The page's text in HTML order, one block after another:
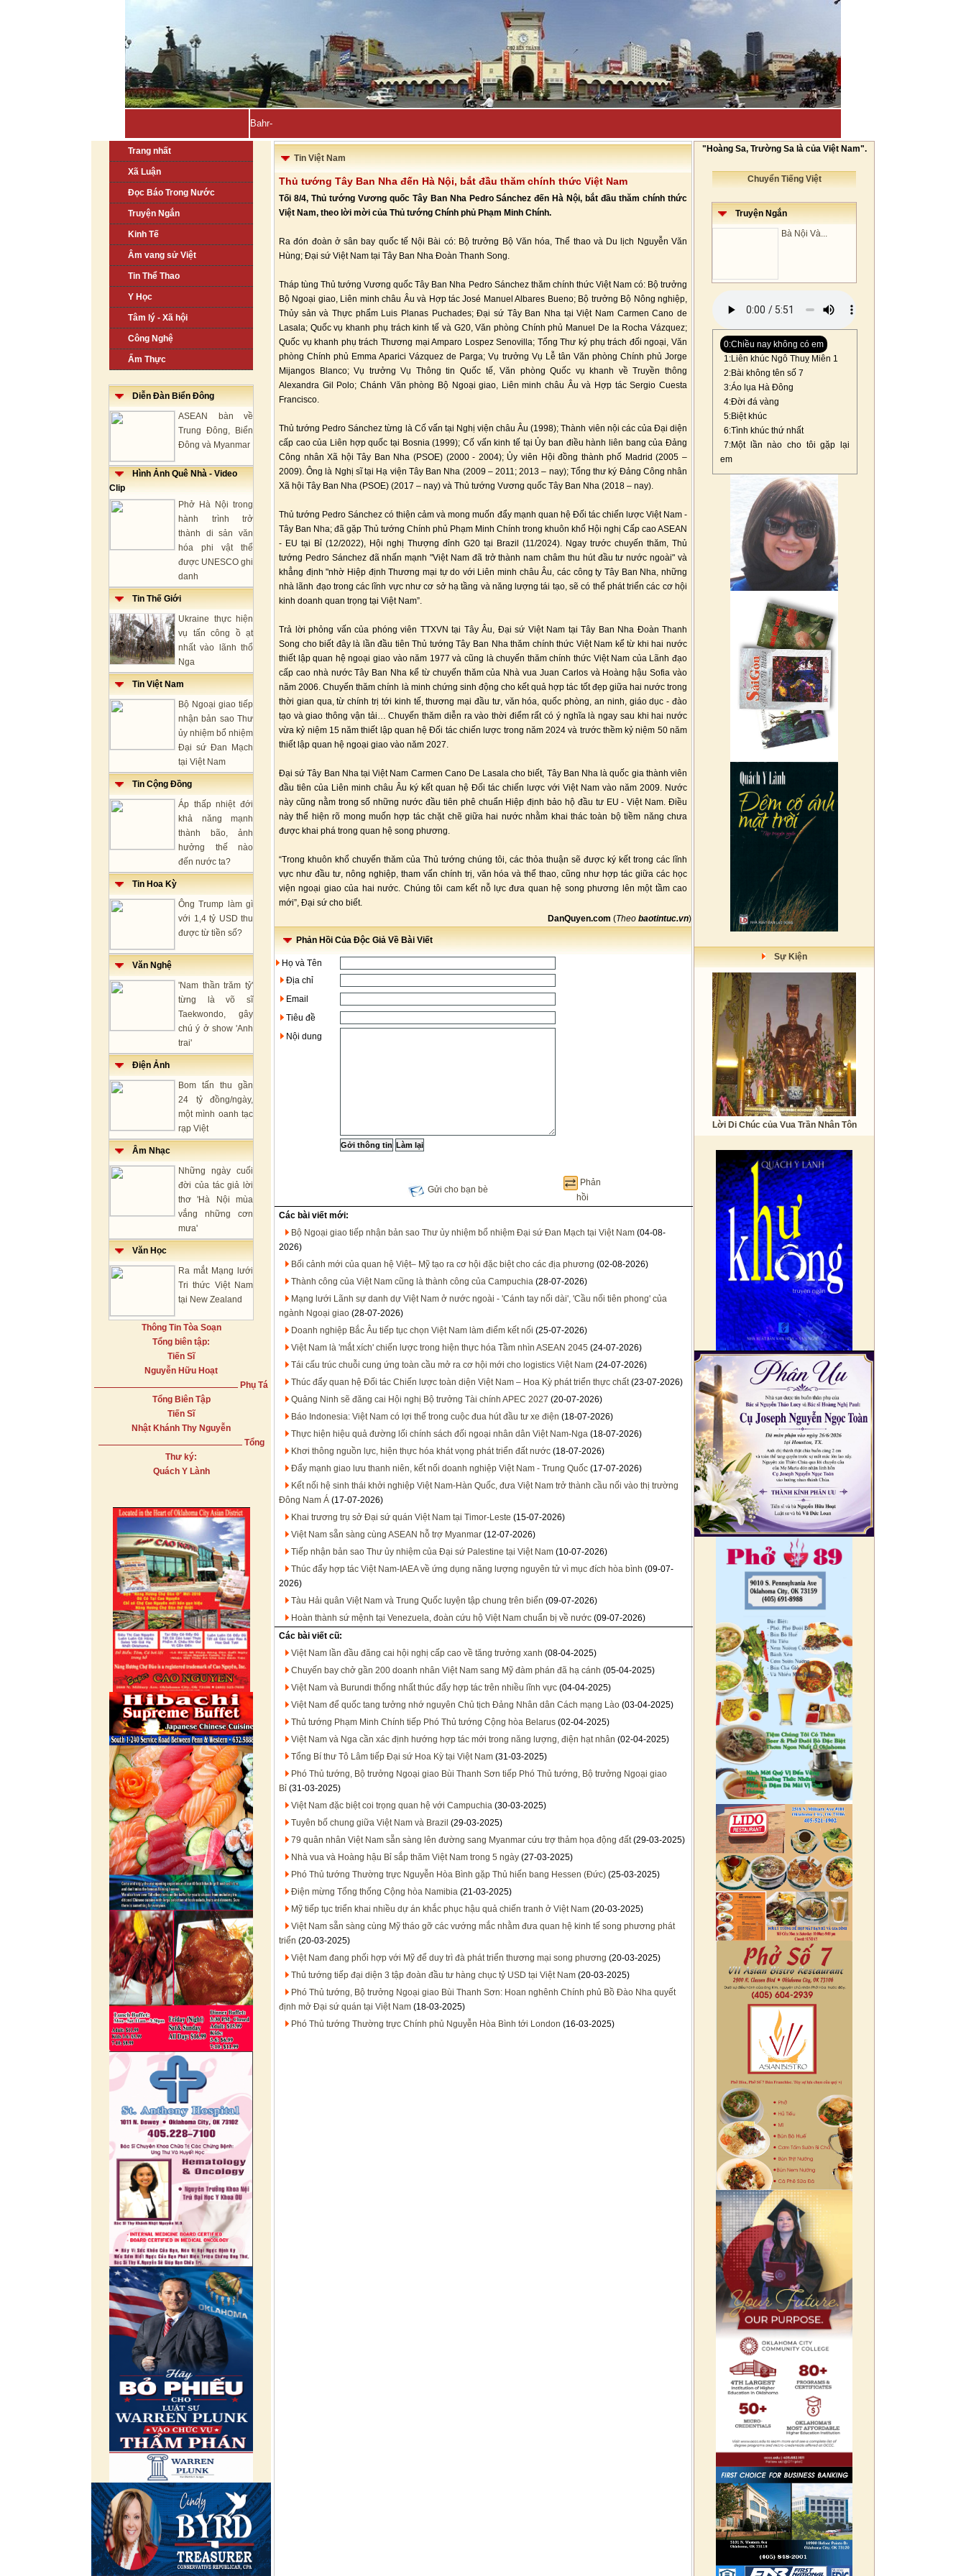
Bahrain, Kuwait tuyên bố đẩy lù_
Trang nhất
Xã Luận
Đọc Báo Trong Nước
Truyện Ngắn
Kinh Tế
Âm vang sử Việt
Tin Thể Thao
Y Học
Tâm lý - Xã hội
Công Nghệ
Ẩm Thực
Diễn Đàn Biển Đông
ASEAN bàn về
Trung Đông, Biển
Đông và Myanmar
Hình Ảnh Quê Nhà - Video
Clip
Phở Hà Nội trong
hành trình trở
thành di sản văn
hóa phi vật thể
được UNESCO ghi
danh
Tin Thế Giới
Ukraine thực hiện
vụ tấn công ồ ạt
nhất vào lãnh thổ
Nga
Tin Việt Nam
Bộ Ngoại giao tiếp
nhận bản sao Thư
ủy nhiệm bổ nhiệm
Đại sứ Đan Mạch
tại Việt Nam
Tin Cộng Đồng
Áp thấp nhiệt đới
khả năng mạnh
thành bão, ảnh
hưởng thế nào
đến nước ta?
Tin Hoa Kỳ
Ông Trump làm gì
với 1,4 tỷ USD thu
được từ tiền số?
Văn Nghệ
'Nam thần trăm tỷ'
từng là võ sĩ
Taekwondo, gây
chú ý ở show 'Anh
trai'
Điện Ảnh
Bom tấn thu gần
24 tỷ đồng/ngày,
một mình oanh tạc
rạp Việt
Âm Nhạc
Những ngày cuối
đời của tác giả lời
thơ 'Hà Nội mùa
vắng những cơn
mưa'
Văn Học
Ra mắt Mạng lưới
Tri thức Việt Nam
tại New Zealand
Thông Tin Tòa Soạn
Tổng biên tập:
Tiến Sĩ
Nguyễn Hữu Hoạt
Phụ Tá
Tổng Biên Tập
Tiến Sĩ
Nhật Khánh Thy Nguyễn
Tổng
Thư ký:
Quách Y Lành
Tin Việt Nam
Thủ tướng Tây Ban Nha đến Hà Nội, bắt đầu thăm chính thức Việt Nam
Tối 8/4, Thủ tướng Vương quốc Tây Ban Nha Pedro Sánchez đến Hà Nội, bắt đầu thăm chính thức
Việt Nam, theo lời mời của Thủ tướng Chính phủ Phạm Minh Chính.
Ra đón đoàn ở sân bay quốc tế Nội Bài có: Bộ trưởng Bộ Văn hóa, Thể thao và Du lịch Nguyễn Văn
Hùng; Đại sứ Việt Nam tại Tây Ban Nha Đoàn Thanh Song.
Tháp tùng Thủ tướng Vương quốc Tây Ban Nha Pedro Sánchez thăm chính thức Việt Nam có: Bộ trưởng
Bộ Ngoại giao, Liên minh châu Âu và Hợp tác José Manuel Albares Bueno; Bộ trưởng Bộ Nông nghiệp,
Thủy sản và Thực phẩm Luis Planas Puchades; Đại sứ Tây Ban Nha tại Việt Nam Carmen Cano de
Lasala; Quốc vụ khanh phụ trách kinh tế và G20, Văn phòng Chính phủ Manuel De la Rocha Vázquez;
Quốc vụ khanh phụ trách Thương mại Amparo Lospez Senovilla; Tổng Thư ký phụ trách đối ngoại, Văn
phòng Chính phủ Emma Aparici Vázquez de Parga; Vụ trưởng Vụ Lễ tân Văn phòng Chính phủ Jorge
Mijangos Blanco; Vụ trưởng Vụ Thông tin Quốc tế, Văn phòng Quốc vụ khanh về Truyền thông
Alexandra Gil Polo; Chánh Văn phòng Bộ Ngoại giao, Liên minh châu Âu và Hợp tác Sergio Cuesta
Francisco.
Thủ tướng Pedro Sánchez từng là Cố vấn tại Nghị viện châu Âu (1998); Thành viên nội các của Đại diện
cấp cao của Liên hợp quốc tại Bosnia (1999); Cố vấn kinh tế tại Ủy ban điều hành liên bang của Đảng
Công nhân Xã hội Tây Ban Nha (PSOE) (2000 - 2004); Ủy viên Hội đồng thành phố Madrid (2005 –
2009). Ông là Nghị sĩ tại Hạ viện Tây Ban Nha (2009 – 2011; 2013 – nay); Tổng thư ký Đảng Công nhân
Xã hội Tây Ban Nha (PSOE) (2017 – nay) và Thủ tướng Vương quốc Tây Ban Nha (2018 – nay).
Thủ tướng Pedro Sánchez có thiện cảm và mong muốn đẩy mạnh quan hệ Đối tác chiến lược Việt Nam -
Tây Ban Nha; đã gặp Thủ tướng Chính phủ Phạm Minh Chính trong khuôn khổ Hội nghị Cấp cao ASEAN
- EU tại Bỉ (12/2022), Hội nghị Thượng đỉnh G20 tại Brazil (11/2024). Ngay trước chuyến thăm, Thủ
tướng Pedro Sánchez đã nhấn mạnh "Việt Nam đã trở thành nam châm thu hút đầu tư nước ngoài" và
khẳng định "nhờ Hiệp định Thương mại tự do với Liên minh châu Âu, các công ty Tây Ban Nha, những
nhà lãnh đạo trong các lĩnh vực như cơ sở hạ tầng và năng lượng tái tạo, sẽ có thể phát triển các cơ hội
kinh doanh quan trọng tại Việt Nam”.
Trả lời phỏng vấn của phóng viên TTXVN tại Tây Âu, Đại sứ Việt Nam tại Tây Ban Nha Đoàn Thanh
Song cho biết đây là lần đầu tiên Thủ tướng Tây Ban Nha thăm chính thức Việt Nam kể từ khi hai nước
thiết lập quan hệ ngoại giao vào năm 1977 và cũng là chuyến thăm chính thức Việt Nam của Lãnh đạo
cấp cao nhà nước Tây Ban Nha kể từ chuyến thăm của Nhà vua Juan Carlos và Hoàng hậu Sofia vào
năm 2006. Chuyến thăm chính là minh chứng sinh động cho kết quả hợp tác tốt đẹp giữa hai nước trong
thời gian qua, từ chính trị tới kinh tế, thương mại đầu tư, văn hóa, quốc phòng, an ninh, giáo dục - đào
tạo và giao thông vận tải… Chuyến thăm diễn ra vào thời điểm rất có ý nghĩa là ngay sau khi hai nước
vừa kỷ niệm 15 năm thiết lập quan hệ Đối tác chiến lược trong năm 2024 và trước thềm kỷ niệm 50 năm
thiết lập quan hệ ngoại giao vào năm 2027.
Đại sứ Tây Ban Nha tại Việt Nam Carmen Cano De Lasala cho biết, Tây Ban Nha là quốc gia thành viên
đầu tiên của Liên minh châu Âu ký kết quan hệ Đối tác chiến lược với Việt Nam vào năm 2009. Nước
này cũng nằm trong số những nước đầu tiên phê chuẩn Hiệp định bảo hộ đầu tư EU - Việt Nam. Điều
này thể hiện rõ mong muốn hợp tác chặt chẽ giữa hai nước nhằm khai thác toàn bộ tiềm năng chưa
được khai phá trong quan hệ song phương.
“Trong khuôn khổ chuyến thăm của Thủ tướng chúng tôi, các thỏa thuận sẽ được ký kết trong các lĩnh
vực như đầu tư, nông nghiệp, tham vấn chính trị, văn hóa và thể thao, cũng như hợp tác giữa các học
viện ngoại giao của hai nước. Chúng tôi cam kết nỗ lực đưa quan hệ song phương lên một tầm cao
mới”, Đại sứ cho biết.
DanQuyen.com (Theo baotintuc.vn)
Phản Hồi Của Độc Giả Về Bài Viết
Họ và Tên
Địa chỉ
Email
Tiêu đề
Nội dung
Gửi cho bạn bè
Phản
hồi
Các bài viết mới:
Bộ Ngoại giao tiếp nhận bản sao Thư ủy nhiệm bổ nhiệm Đại sứ Đan Mạch tại Việt Nam (04-08-
2026)
Bối cảnh mới của quan hệ Việt– Mỹ tạo ra cơ hội đặc biệt cho các địa phương (02-08-2026)
Thành công của Việt Nam cũng là thành công của Campuchia (28-07-2026)
Mạng lưới Lãnh sự danh dự Việt Nam ở nước ngoài - 'Cánh tay nối dài', 'Cầu nối tiên phong' của
ngành Ngoại giao (28-07-2026)
Doanh nghiệp Bắc Âu tiếp tục chọn Việt Nam làm điểm kết nối (25-07-2026)
Việt Nam là 'mắt xích' chiến lược trong hiện thực hóa Tầm nhìn ASEAN 2045 (24-07-2026)
Tái cấu trúc chuỗi cung ứng toàn cầu mở ra cơ hội mới cho logistics Việt Nam (24-07-2026)
Thúc đẩy quan hệ Đối tác Chiến lược toàn diện Việt Nam – Hoa Kỳ phát triển thực chất(23-07-2026)
Quảng Ninh sẽ đăng cai Hội nghị Bộ trưởng Tài chính APEC 2027 (20-07-2026)
Báo Indonesia: Việt Nam có lợi thế trong cuộc đua hút đầu tư xe điện (18-07-2026)
Thực hiện hiệu quả đường lối chính sách đối ngoại nhân dân Việt Nam-Nga (18-07-2026)
Khơi thông nguồn lực, hiện thực hóa khát vọng phát triển đất nước (18-07-2026)
Đẩy mạnh giao lưu thanh niên, kết nối doanh nghiệp Việt Nam - Trung Quốc (17-07-2026)
Kết nối hệ sinh thái khởi nghiệp Việt Nam-Hàn Quốc, đưa Việt Nam trở thành cầu nối vào thị trường
Đông Nam Á (17-07-2026)
Khai trương trụ sở Đại sứ quán Việt Nam tại Timor-Leste (15-07-2026)
Việt Nam sẵn sàng cùng ASEAN hỗ trợ Myanmar (12-07-2026)
Tiếp nhận bản sao Thư ủy nhiệm của Đại sứ Palestine tại Việt Nam (10-07-2026)
Thúc đẩy hợp tác Việt Nam-IAEA về ứng dụng năng lượng nguyên tử vì mục đích hòa bình (09-07-
2026)
Tàu Hải quân Việt Nam và Trung Quốc luyện tập chung trên biển (09-07-2026)
Hoàn thành sứ mệnh tại Venezuela, đoàn cứu hộ Việt Nam chuẩn bị về nước (09-07-2026)
Các bài viết cũ:
Việt Nam lần đầu đăng cai hội nghị cấp cao về tăng trưởng xanh (08-04-2025)
Chuyến bay chở gần 200 doanh nhân Việt Nam sang Mỹ đàm phán đã hạ cánh (05-04-2025)
Việt Nam và Burundi thống nhất thúc đẩy hợp tác trên nhiều lĩnh vực (04-04-2025)
Việt Nam để quốc tang tưởng nhớ nguyên Chủ tịch Đảng Nhân dân Cách mạng Lào (03-04-2025)
Thủ tướng Phạm Minh Chính tiếp Phó Thủ tướng Cộng hòa Belarus (02-04-2025)
Việt Nam và Nga cần xác định hướng hợp tác mới trong năng lượng, điện hạt nhân (02-04-2025)
Tổng Bí thư Tô Lâm tiếp Đại sứ Hoa Kỳ tại Việt Nam (31-03-2025)
Phó Thủ tướng, Bộ trưởng Ngoại giao Bùi Thanh Sơn tiếp Phó Thủ tướng, Bộ trưởng Ngoại giao
Bỉ (31-03-2025)
Việt Nam đặc biệt coi trọng quan hệ với Campuchia (30-03-2025)
Tuyên bố chung giữa Việt Nam và Brazil (29-03-2025)
79 quân nhân Việt Nam sẵn sàng lên đường sang Myanmar cứu trợ thảm họa động đất(29-03-2025)
Nhà vua và Hoàng hậu Bỉ sắp thăm Việt Nam trong 5 ngày (27-03-2025)
Phó Thủ tướng Thường trực Nguyễn Hòa Bình gặp Thủ hiến bang Hessen (Đức) (25-03-2025)
Điện mừng Tổng thống Cộng hòa Namibia (21-03-2025)
Mỹ tiếp tục triển khai nhiều dự án khắc phục hậu quả chiến tranh ở Việt Nam (20-03-2025)
Việt Nam sẵn sàng cùng Mỹ tháo gỡ các vướng mắc nhằm đưa quan hệ kinh tế song phương phát
triển (20-03-2025)
Việt Nam đang phối hợp với Mỹ để duy trì đà phát triển thương mại song phương (20-03-2025)
Thủ tướng tiếp đại diện 3 tập đoàn đầu tư hàng chục tỷ USD tại Việt Nam (20-03-2025)
Phó Thủ tướng, Bộ trưởng Ngoại giao Bùi Thanh Sơn: Hoan nghênh Chính phủ Bồ Đào Nha quyết
định mở Đại sứ quán tại Việt Nam (18-03-2025)
Phó Thủ tướng Thường trực Chính phủ Nguyễn Hòa Bình tới London (16-03-2025)
"Hoàng Sa, Trường Sa là của Việt Nam".
Chuyển Tiếng Việt
Truyện Ngắn
Bà Nội Và...
0:Chiều nay không có em
1:Liên khúc Ngô Thuỵ Miên 1
2:Bài không tên số 7
3:Áo lụa Hà Đông
4:Đời đá vàng
5:Biệt khúc
6:Tình khúc thứ nhất
7:Một lần nào cho tôi gặp lại
em
Sự Kiện
Lời Di Chúc của Vua Trần Nhân Tôn